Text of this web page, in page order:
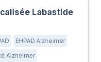
Labastide
EHPAD Alzheimer
Alzheimer